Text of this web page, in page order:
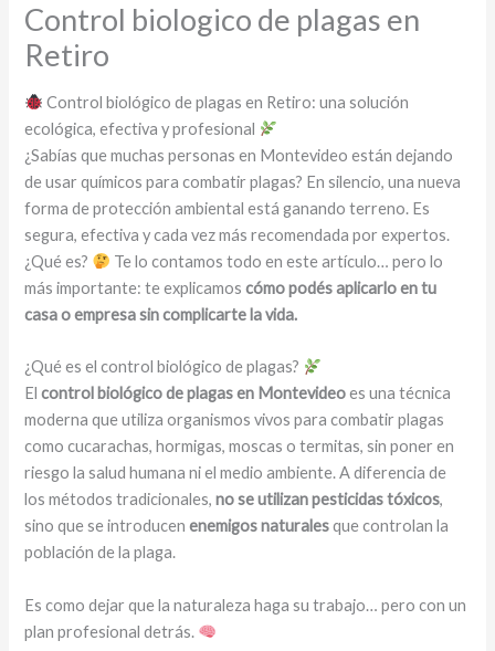
Control biologico de plagas en
Retiro
Control biológico de plagas en Retiro: una solución
ecológica, efectiva y profesional
¿Sabías que muchas personas en Montevideo están dejando
de usar químicos para combatir plagas? En silencio, una nueva
forma de protección ambiental está ganando terreno. Es
segura, efectiva y cada vez más recomendada por expertos.
¿Qué es?
Te lo contamos todo en este artículo… pero lo
más importante: te explicamoscómo podés aplicarlo en tu
casa o empresa sin complicarte la vida.
¿Qué es el control biológico de plagas?
Elcontrol biológico de plagas en Montevideoes una técnica
moderna que utiliza organismos vivos para combatir plagas
como cucarachas, hormigas, moscas o termitas, sin poner en
riesgo la salud humana ni el medio ambiente. A diferencia de
los métodos tradicionales,no se utilizan pesticidas tóxicos,
sino que se introducenenemigos naturalesque controlan la
población de la plaga.
Es como dejar que la naturaleza haga su trabajo… pero con un
plan profesional detrás.